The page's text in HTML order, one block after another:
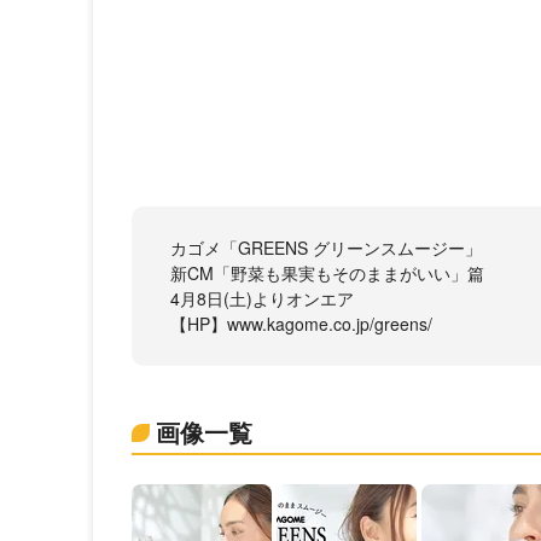
カゴメ「GREENS グリーンスムージー」
新CM「野菜も果実もそのままがいい」篇
4月8日(土)よりオンエア
【HP】www.kagome.co.jp/greens/
画像一覧